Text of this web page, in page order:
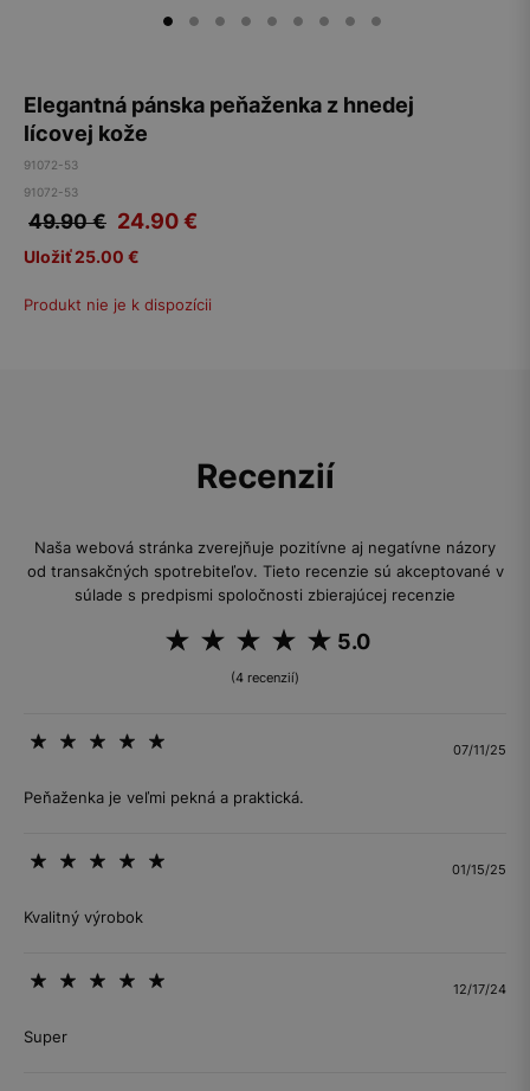
Elegantná pánska peňaženka z hnedej
lícovej kože
91072-53
91072-53
49.90 € 24.90€
Uložiť 25.00 €
Produkt nie je k dispozícii
Recenzií
Naša webová stránka zverejňuje pozitívne aj negatívne názory
od transakčných spotrebiteľov. Tieto recenzie sú akceptované v
súlade s predpismi spoločnosti zbierajúcej recenzie
5.0
(4 recenzií)
07/11/25
Peňaženka je veľmi pekná a praktická.
01/15/25
Kvalitný výrobok
12/17/24
Super